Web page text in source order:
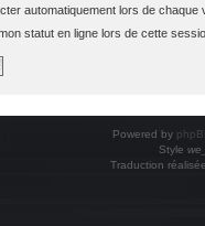
automatiquement lors de chaque
statut en ligne lors de cette
Powered by
Style
Traduction